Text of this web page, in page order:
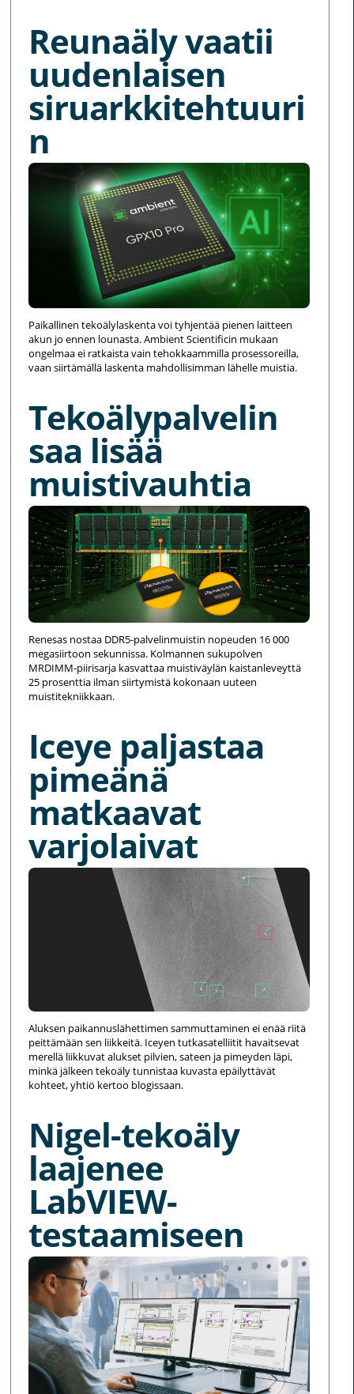
Reunaäly vaatii
uudenlaisen
siruarkkitehtuuri
n
Paikallinen tekoälylaskenta voi tyhjentää pienen laitteen
akun jo ennen lounasta. Ambient Scientificin mukaan
ongelmaa ei ratkaista vain tehokkaammilla prosessoreilla,
vaan siirtämällä laskenta mahdollisimman lähelle muistia.
Tekoälypalvelin
saa lisää
muistivauhtia
Renesas nostaa DDR5-palvelinmuistin nopeuden 16 000
megasiirtoon sekunnissa. Kolmannen sukupolven
MRDIMM-piirisarja kasvattaa muistiväylän kaistanleveyttä
25 prosenttia ilman siirtymistä kokonaan uuteen
muistitekniikkaan.
Iceye paljastaa
pimeänä
matkaavat
varjolaivat
Aluksen paikannuslähettimen sammuttaminen ei enää riitä
peittämään sen liikkeitä. Iceyen tutkasatelliitit havaitsevat
merellä liikkuvat alukset pilvien, sateen ja pimeyden läpi,
minkä jälkeen tekoäly tunnistaa kuvasta epäilyttävät
kohteet, yhtiö kertoo blogissaan.
Nigel-tekoäly
laajenee
LabVIEW-
testaamiseen